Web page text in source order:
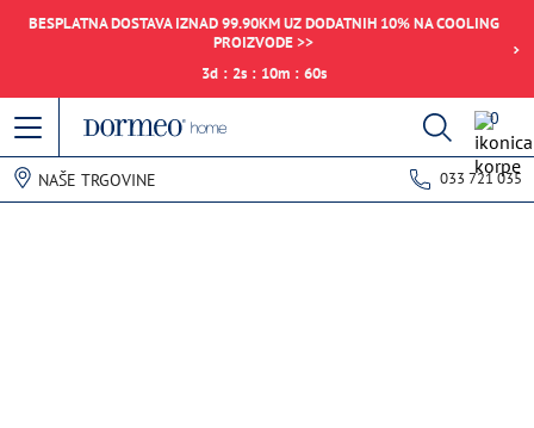
BESPLATNA DOSTAVA IZNAD 99.90KM UZ DODATNIH 10% NA COOLING
PROIZVODE >>
3d : 2s : 10m : 60s
0
NAŠE TRGOVINE 033 721 035